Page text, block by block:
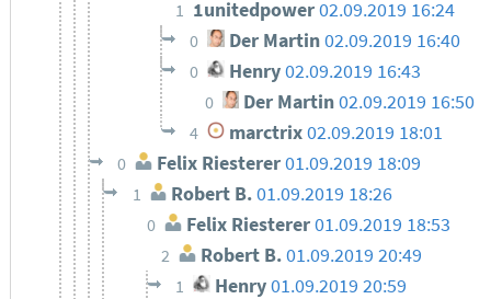
1 1unitedpower02.09.2019 16:24
0 Der Martin02.09.2019 16:40
0 Henry02.09.2019 16:43
0 Der Martin02.09.2019 16:50
4 marctrix02.09.2019 18:01
0 Felix Riesterer01.09.2019 18:09
1 Robert B.01.09.2019 18:26
0 Felix Riesterer 01.09.2019 18:53
2 Robert B.01.09.2019 20:49
1 Henry01.09.2019 20:59